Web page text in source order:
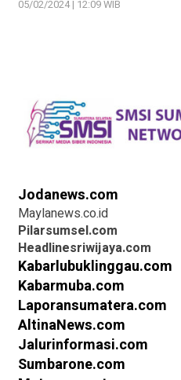
05/02/2024 | 12:09 WIB
Jodanews.com
Maylanews.co.id
Pilarsumsel.com
Headlinesriwijaya.com
Kabarlubuklinggau.com
Kabarmuba.com
Laporansumatera.com
AltinaNews.com
Jalurinformasi.com
Sumbarone.com